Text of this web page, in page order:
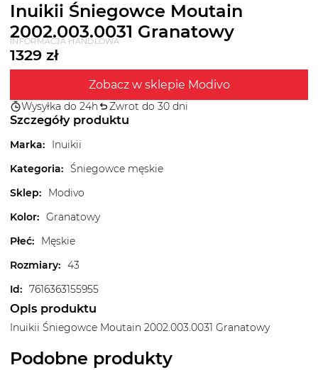
Inuikii Śniegowce Moutain
2002.003.0031 Granatowy
INFORMACJA HANDLOWA
1329 zł
Zobacz w sklepie Modivo
Wysyłka do 24h Zwrot do 30 dni
Szczegóły produktu
Marka:
Inuikii
Kategoria: Śniegowce męskie
Sklep:
Modivo
Kolor: Granatowy
Płeć:
Męskie
Rozmiary: 43
Id: 7616363155955
Opis produktu
Inuikii Śniegowce Moutain 2002.003.0031 Granatowy
Podobne produkty